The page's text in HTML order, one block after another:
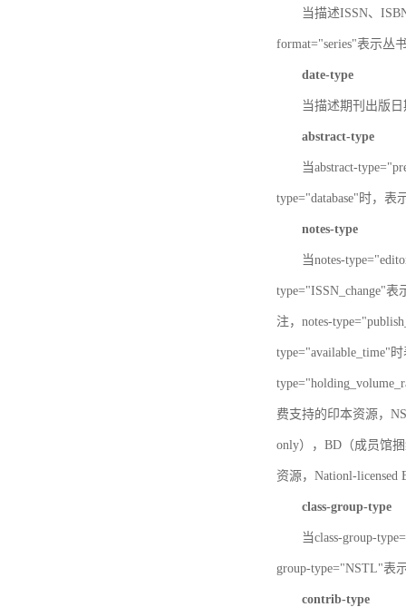
当描述ISSN、
format="series"表示丛
date-type
当描述期刊出版日
abstract-type
当abstract-
type="database"时，表
notes-type
当notes-
type="ISSN_change"
注，notes-
type="available_time"
费支持的印本资源，
only），BD（成员馆
资源，Nationl-licensed
class-group-type
当class-group-
group-type="NSTL"表
contrib-type